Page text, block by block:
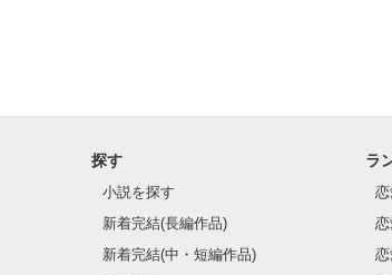
探す
小説を探す
新着完結(長編作品)
新着完結(中・短編作品)
ラ
恋
恋
恋